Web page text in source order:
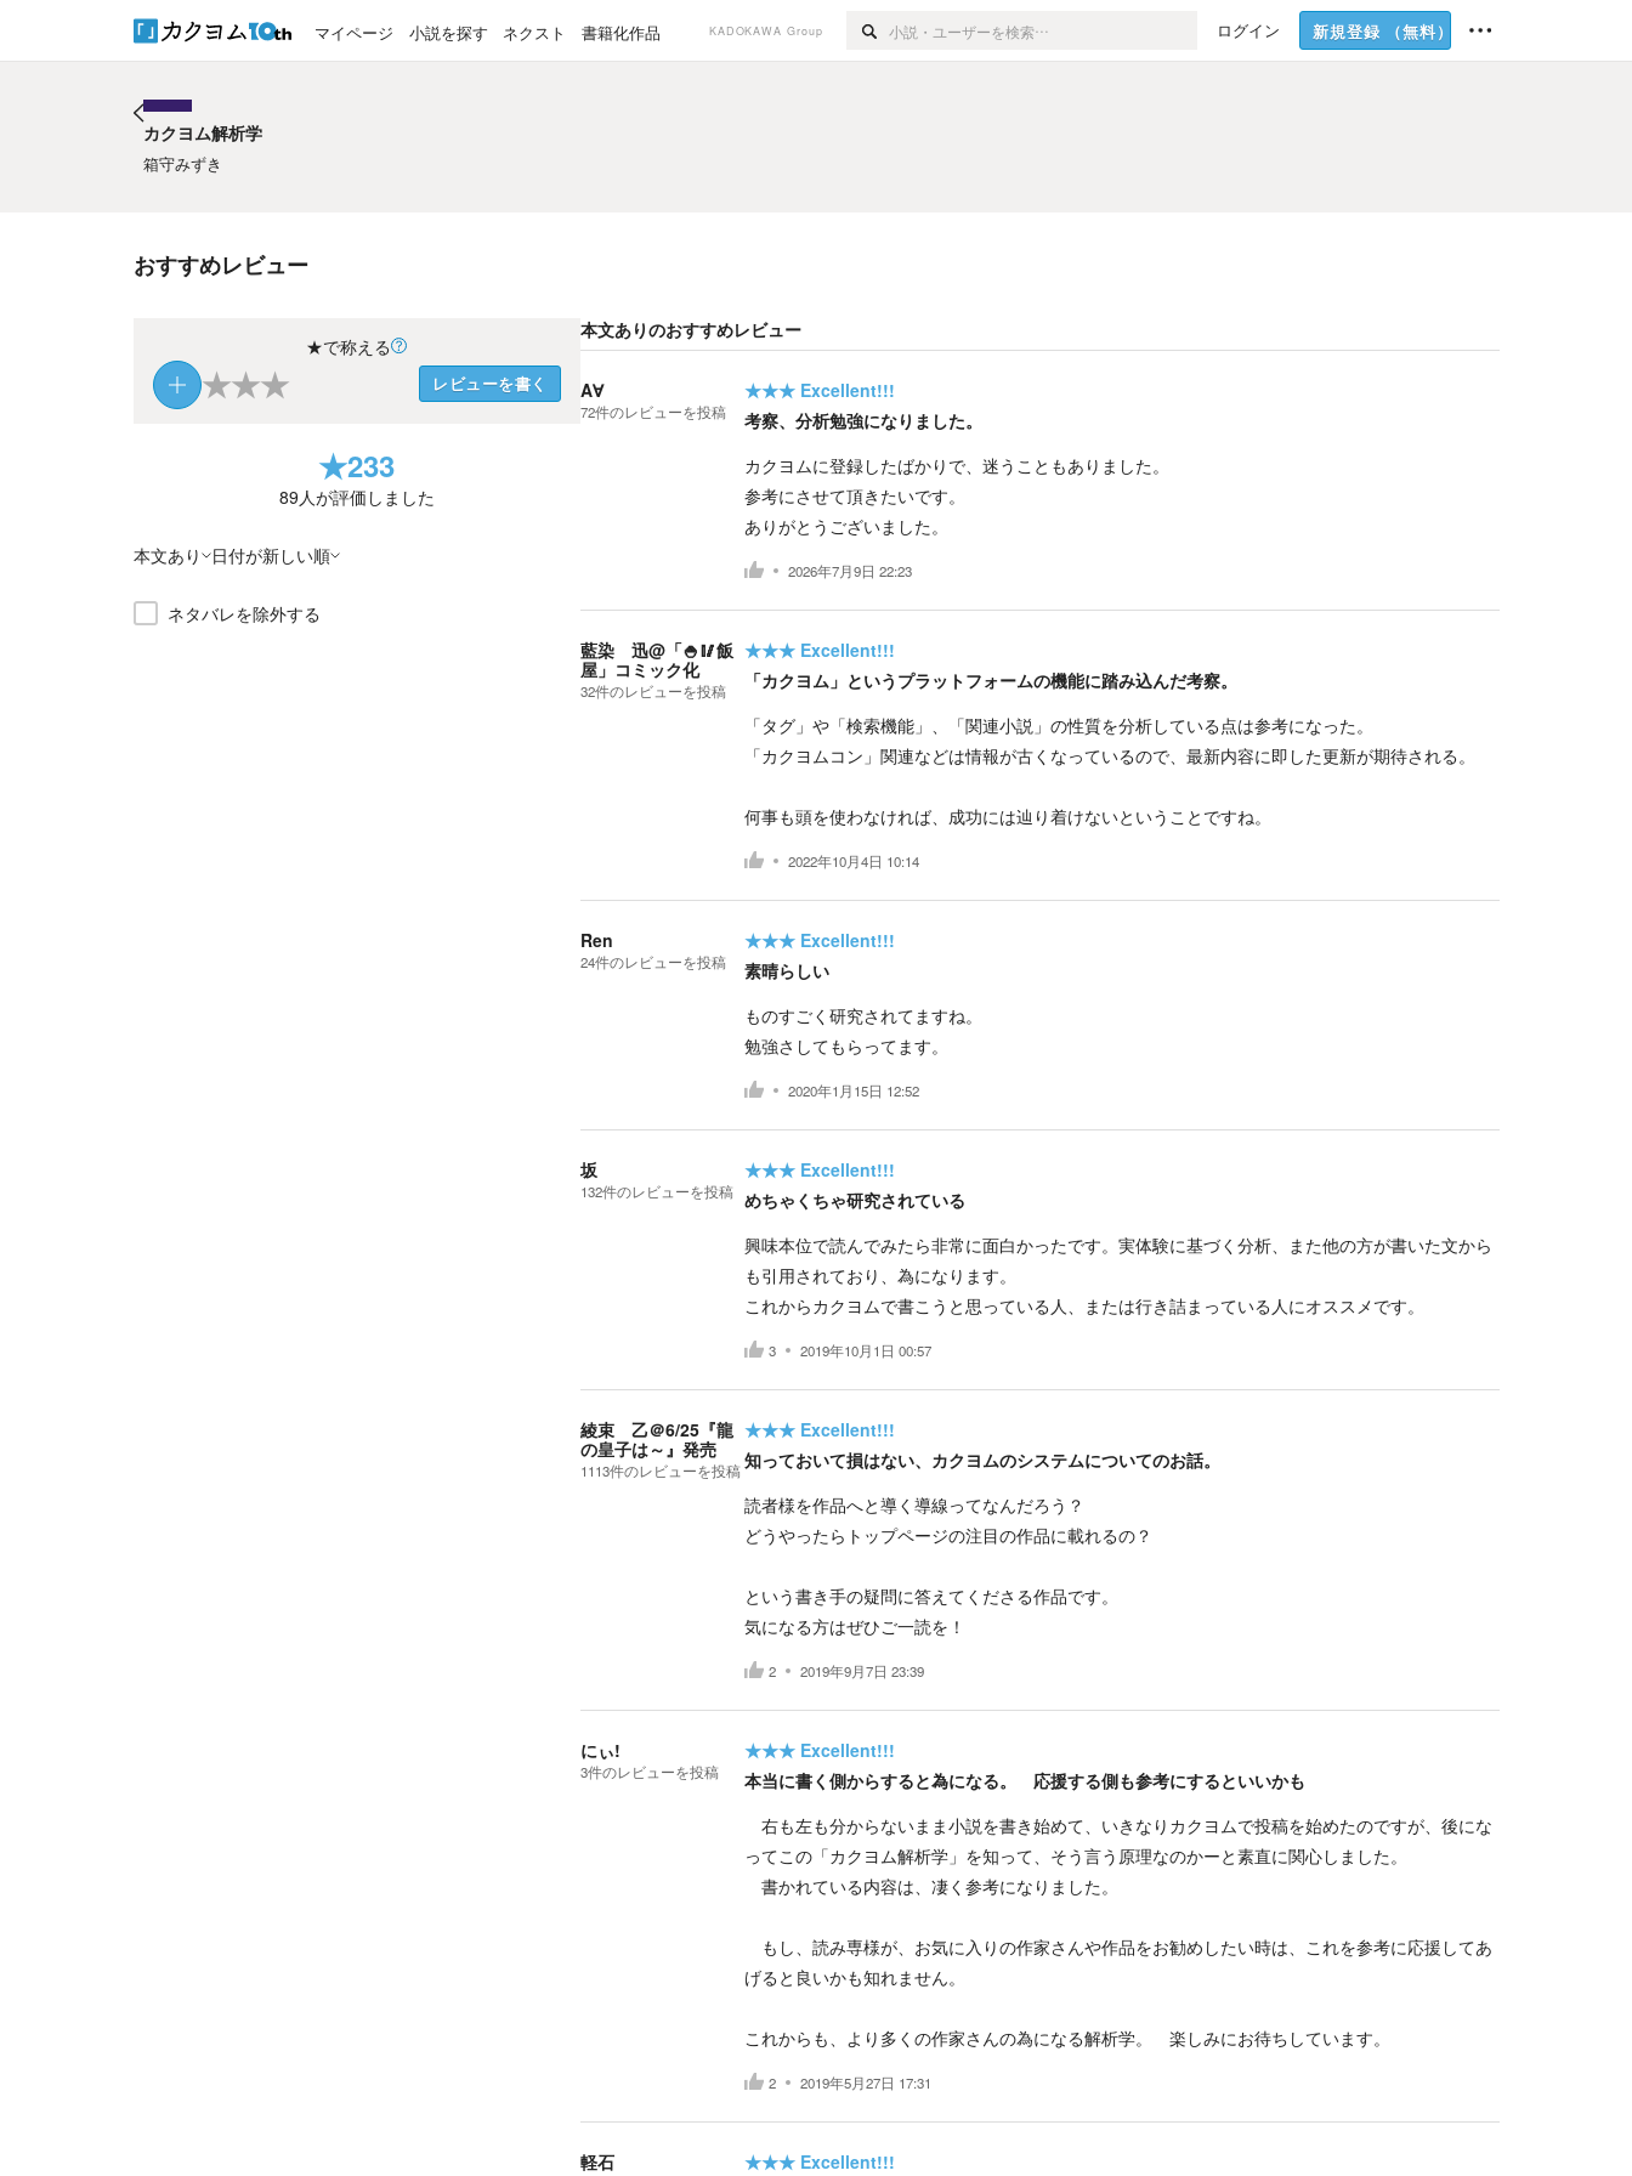
マイページ 小説を探す ネクスト 書籍化作品 KADOKAWA Group ログイン 新規登録 （無料）
カクヨム解析学
箱守みずき
おすすめレビュー
★で称える
★★★ レビューを書く
★233
89人が評価しました
本文あり 日付が新しい順
ネタバレを除外する
本文ありのおすすめレビュー
A∀
72件のレビューを投稿
★★★ Excellent!!!
考察、分析勉強になりました。
カクヨムに登録したばかりで、迷うこともありました。
参考にさせて頂きたいです。
ありがとうございました。
2026年7月9日 22:23
藍染 迅@「🍚🥢飯
屋」コミック化
32件のレビューを投稿
★★★ Excellent!!!
「カクヨム」というプラットフォームの機能に踏み込んだ考察。
「タグ」や「検索機能」、「関連小説」の性質を分析している点は参考になった。
「カクヨムコン」関連などは情報が古くなっているので、最新内容に即した更新が期待される。
何事も頭を使わなければ、成功には辿り着けないということですね。
2022年10月4日 10:14
Ren
24件のレビューを投稿
★★★ Excellent!!!
素晴らしい
ものすごく研究されてますね。
勉強さしてもらってます。
2020年1月15日 12:52
坂
132件のレビューを投稿
★★★ Excellent!!!
めちゃくちゃ研究されている
興味本位で読んでみたら非常に面白かったです。実体験に基づく分析、また他の方が書いた文から
も引用されており、為になります。
これからカクヨムで書こうと思っている人、または行き詰まっている人にオススメです。
3 2019年10月1日 00:57
綾束 乙＠6/25『龍
の皇子は～』発売
1113件のレビューを投稿
★★★ Excellent!!!
知っておいて損はない、カクヨムのシステムについてのお話。
読者様を作品へと導く導線ってなんだろう？
どうやったらトップページの注目の作品に載れるの？
という書き手の疑問に答えてくださる作品です。
気になる方はぜひご一読を！
2 2019年9月7日 23:39
にぃ!
3件のレビューを投稿
★★★ Excellent!!!
本当に書く側からすると為になる。 応援する側も参考にするといいかも
右も左も分からないまま小説を書き始めて、いきなりカクヨムで投稿を始めたのですが、後にな
ってこの「カクヨム解析学」を知って、そう言う原理なのかーと素直に関心しました。
書かれている内容は、凄く参考になりました。
もし、読み専様が、お気に入りの作家さんや作品をお勧めしたい時は、これを参考に応援してあ
げると良いかも知れません。
これからも、より多くの作家さんの為になる解析学。 楽しみにお待ちしています。
2 2019年5月27日 17:31
軽石 ★★★ Excellent!!!